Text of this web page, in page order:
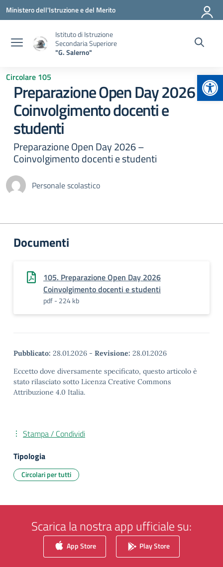
Vai ai contenuti
Vai al menu di navigazione
Vai al footer
Ministero dell'Istruzione e del Merito
Istituto di Istruzione
Secondaria Superiore
"G. Salerno"
Circolare 105
Preparazione Open Day 2026 –
Coinvolgimento docenti e
studenti
Preparazione Open Day 2026 –
Coinvolgimento docenti e studenti
Personale scolastico
Documenti
105. Preparazione Open Day 2026
Coinvolgimento docenti e studenti
pdf - 224 kb
Pubblicato: 28.01.2026 - Revisione: 28.01.2026
Eccetto dove diversamente specificato, questo articolo è
stato rilasciato sotto Licenza Creative Commons
Attribuzione 4.0 Italia.
Stampa / Condividi
Tipologia
Circolari per tutti
Scarica la nostra app ufficiale su:
App Store Play Store